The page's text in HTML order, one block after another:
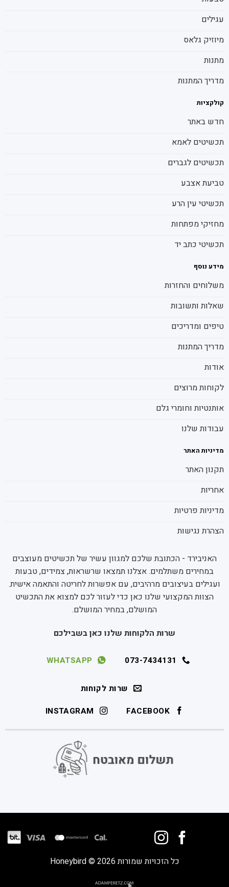
עגילים
מיוזיק גלאס
מתנות
מדריך המתנות
קולקציות
חדש באתר
תכשיטים לאמא
תכשיטים לגברים
טביעת אצבע
תכשיטי עין הרע
מחזיקי מפתחות
תכשיטי כתב יד
מידע נוסף
משלוחים והחזרות
שאלות ותשובות
טיפים ומדריכים
מדריך המתנות
אודות
לקוחות מרוצים
אותנטיות וחומרי גלם
עבודות שלנו
מדיניות האתר
תקנון האתר
אחריות
מדיניות פרטיות
הצהרת נגישות
האניבירד - הכתובת שלכם למגוון עשיר של תכשיטים מעוצבים
במחירים משתלמים. אצלנו תמצאו שרשראות, צמידים, טבעות
ועגילים בעיצובים מרהיבים, עם אפשרות לחריטה והתאמה אישית.
הצוות המקצועי שלנו כאן כדי לעזור לכם למצוא את התכשיט
המושלם, במחיר המושלם.
שרות הלקוחות שלנו כאן בשבילכם
073-7434131
WHATSAPP
שרות לקוחות
FACEBOOK
INSTAGRAM
כל הזכויות שמורות 2026 © Honeybird